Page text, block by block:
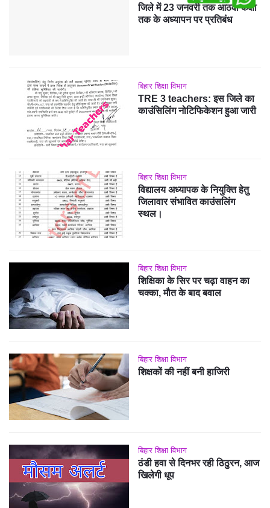
जिले में 23 जनवरी तक आठवीं कक्षा
तक के अध्यापन पर प्रतिबंध
बिहार शिक्षा विभाग
TRE 3 teachers: इस जिले का
काउंसिलिंग नोटिफिकेशन हुआ जारी
बिहार शिक्षा विभाग
विद्यालय अध्यापक के नियुक्ति हेतु
जिलावार संभावित काउंसलिंग
स्थल।
बिहार शिक्षा विभाग
शिक्षिका के सिर पर चढ़ा वाहन का
चक्का, मौत के बाद बवाल
बिहार शिक्षा विभाग
शिक्षकों की नहीं बनी हाजिरी
बिहार शिक्षा विभाग
ठंडी हवा से दिनभर रही ठिठुरन, आज
खिलेगी धूप